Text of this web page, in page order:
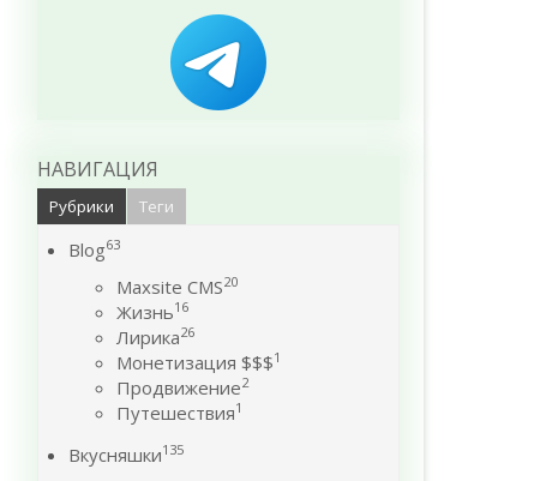
НАВИГАЦИЯ
Рубрики Теги
Blog63
Maxsite CMS20
Жизнь16
Лирика26
Монетизация $$$1
Продвижение2
Путешествия1
Вкусняшки135